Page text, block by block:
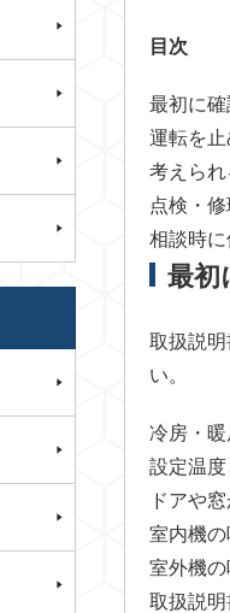
目次
最初に
運転を
考えら
点検・
相談時
最初
取扱説
い。
冷房・
設定温
ドアや
室内機
室外機
取扱説